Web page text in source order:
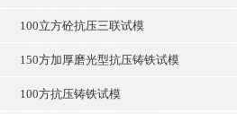
100立方砼抗压三联试模
150方加厚磨光型抗压铸铁试模
100方抗压铸铁试模